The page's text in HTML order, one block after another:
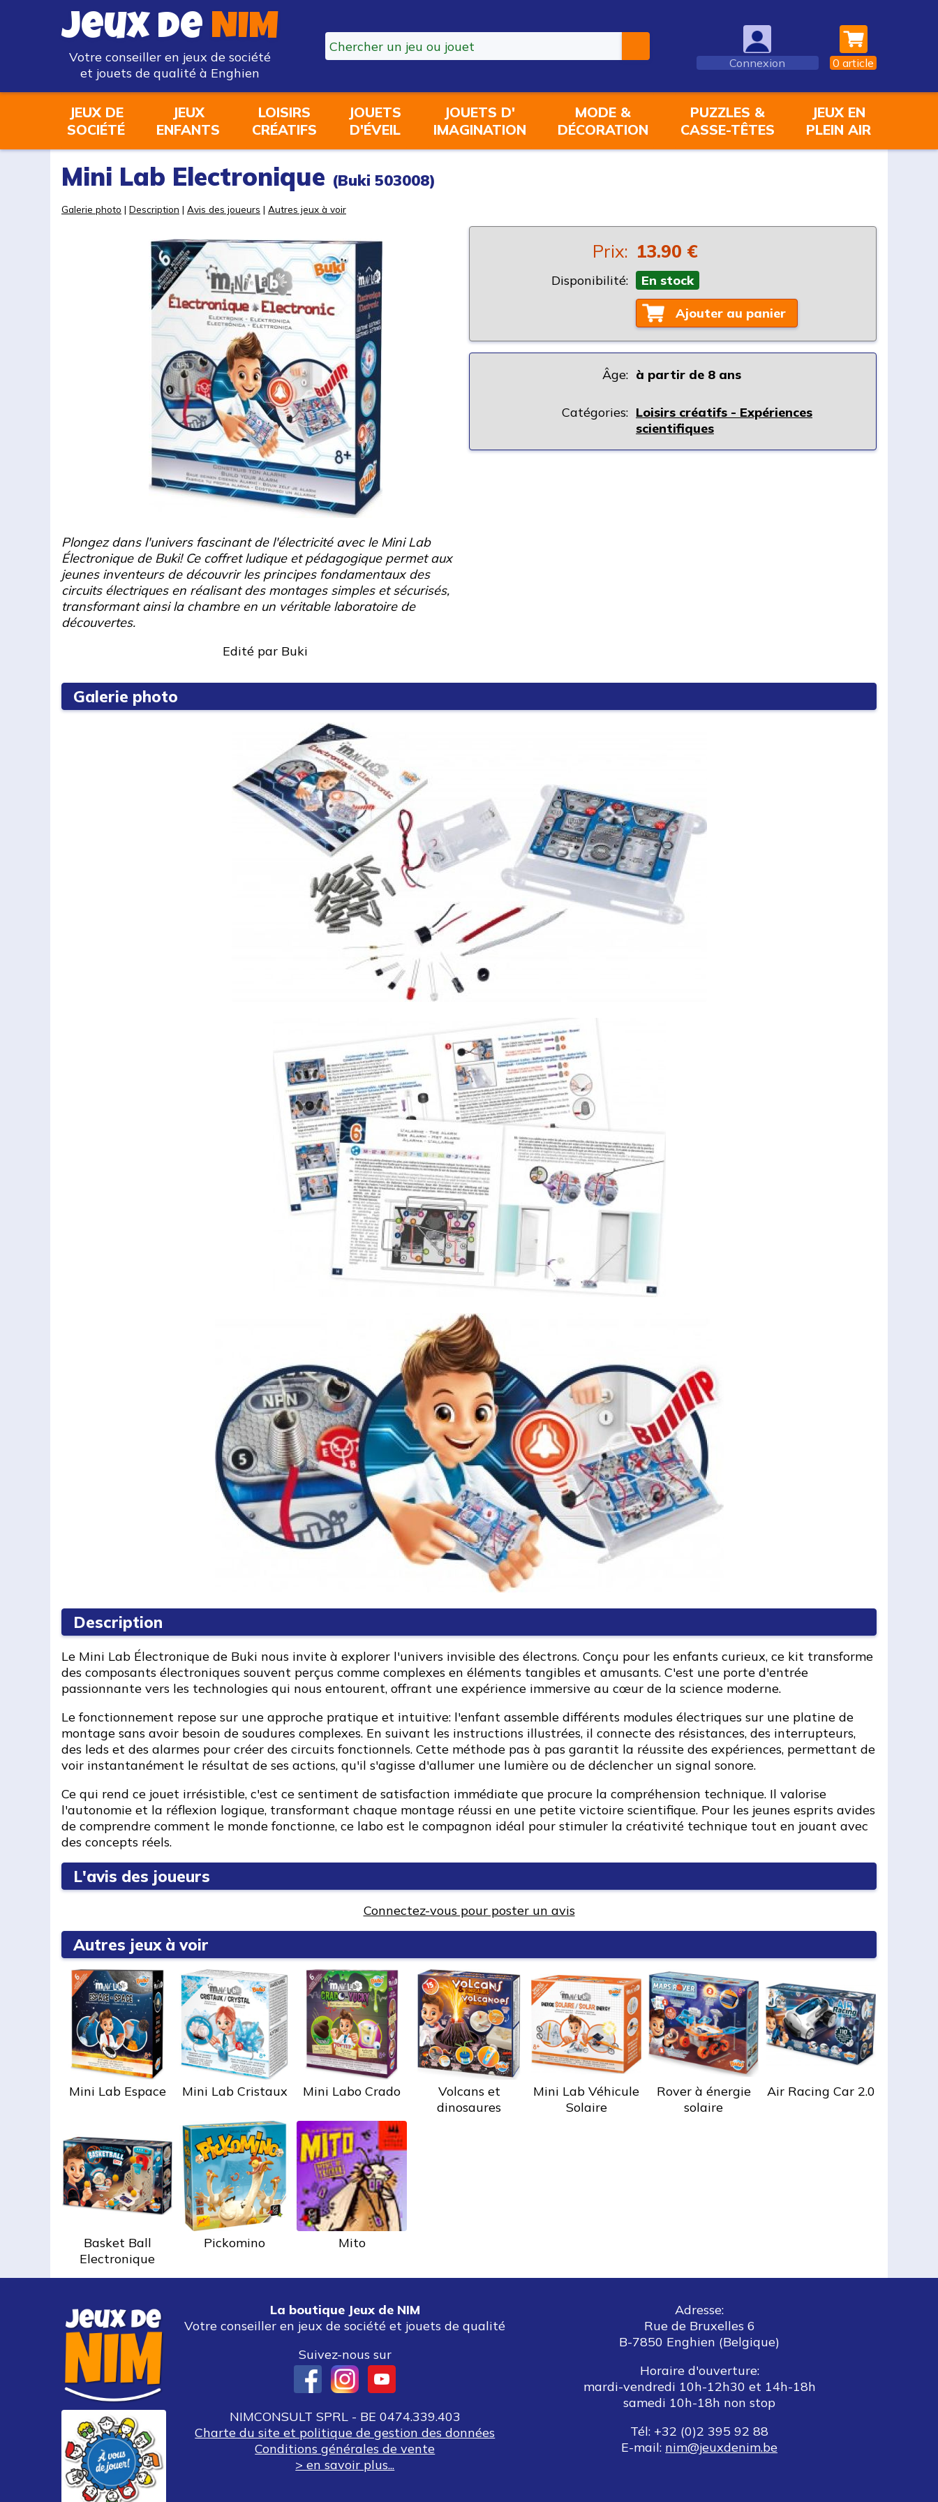
Jeux de NIM
Votre conseiller en jeux de société
et jouets de qualité à Enghien
Connexion 0 article
JEUX DE
SOCIÉTÉ
JEUX
ENFANTS
LOISIRS
CRÉATIFS
JOUETS
D'ÉVEIL
JOUETS D'
IMAGINATION
MODE &
DÉCORATION
PUZZLES &
CASSE-TÊTES
JEUX EN
PLEIN AIR
Mini Lab Electronique (Buki 503008)
Galerie photo | Description | Avis des joueurs | Autres jeux à voir
Plongez dans l'univers fascinant de l'électricité avec le Mini Lab
Électronique de Buki! Ce coffret ludique et pédagogique permet aux
jeunes inventeurs de découvrir les principes fondamentaux des
circuits électriques en réalisant des montages simples et sécurisés,
transformant ainsi la chambre en un véritable laboratoire de
découvertes.
Edité par Buki
Prix: 13.90 €
Disponibilité: En stock
Ajouter au panier
Âge: à partir de 8 ans
Catégories: Loisirs créatifs - Expériences
scientifiques
Galerie photo
Description
Le Mini Lab Électronique de Buki nous invite à explorer l'univers invisible des électrons. Conçu pour les enfants curieux, ce kit transforme
des composants électroniques souvent perçus comme complexes en éléments tangibles et amusants. C'est une porte d'entrée
passionnante vers les technologies qui nous entourent, offrant une expérience immersive au cœur de la science moderne.
Le fonctionnement repose sur une approche pratique et intuitive: l'enfant assemble différents modules électriques sur une platine de
montage sans avoir besoin de soudures complexes. En suivant les instructions illustrées, il connecte des résistances, des interrupteurs,
des leds et des alarmes pour créer des circuits fonctionnels. Cette méthode pas à pas garantit la réussite des expériences, permettant de
voir instantanément le résultat de ses actions, qu'il s'agisse d'allumer une lumière ou de déclencher un signal sonore.
Ce qui rend ce jouet irrésistible, c'est ce sentiment de satisfaction immédiate que procure la compréhension technique. Il valorise
l'autonomie et la réflexion logique, transformant chaque montage réussi en une petite victoire scientifique. Pour les jeunes esprits avides
de comprendre comment le monde fonctionne, ce labo est le compagnon idéal pour stimuler la créativité technique tout en jouant avec
des concepts réels.
L'avis des joueurs
Connectez-vous pour poster un avis
Autres jeux à voir
Mini Lab Espace Mini Lab Cristaux Mini Labo Crado
Volcans et
dinosaures
Mini Lab Véhicule
Solaire
Rover à énergie
solaire
Air Racing Car 2.0
Basket Ball
Electronique
Pickomino Mito
La boutique Jeux de NIM
Votre conseiller en jeux de société et jouets de qualité
Suivez-nous sur
NIMCONSULT SPRL - BE 0474.339.403
Charte du site et politique de gestion des données
Conditions générales de vente
> en savoir plus...
Adresse:
Rue de Bruxelles 6
B-7850 Enghien (Belgique)
Horaire d'ouverture:
mardi-vendredi 10h-12h30 et 14h-18h
samedi 10h-18h non stop
Tél: +32 (0)2 395 92 88
E-mail: nim@jeuxdenim.be